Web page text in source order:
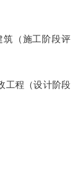
（施工阶段评
程（设计阶段